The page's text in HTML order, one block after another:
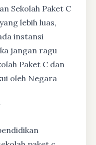
Sekolah Paket C
lebih luas,
instansi
jangan ragu
Paket C dan
oleh Negara